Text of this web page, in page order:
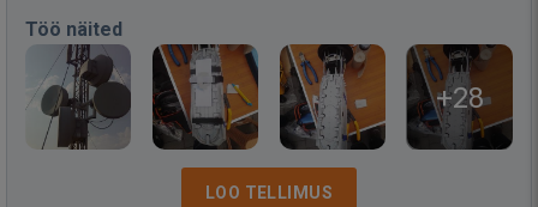
Töö näited
+28
LOO TELLIMUS